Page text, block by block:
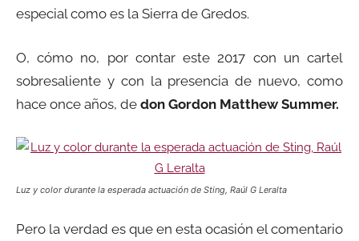
especial como es la Sierra de Gredos.
O, cómo no, por contar este 2017 con un cartel
sobresaliente y con la presencia de nuevo, como
hace once años, de don Gordon Matthew Summer.
Luz y color durante la esperada actuación de Sting, Raúl G Leralta
Pero la verdad es que en esta ocasión el comentario